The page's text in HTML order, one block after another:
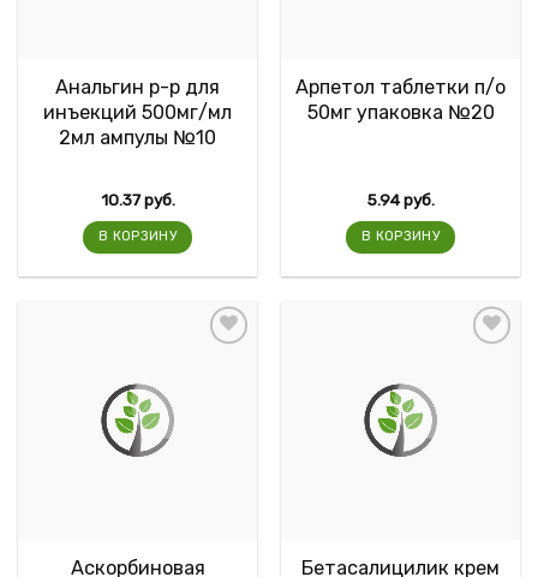
Анальгин р-р для
инъекций 500мг/мл
2мл ампулы №10
10.37руб.
В КОРЗИНУ
Арпетол таблетки п/о
50мг упаковка №20
5.94руб.
В КОРЗИНУ
Аскорбиновая
Бетасалицилик крем